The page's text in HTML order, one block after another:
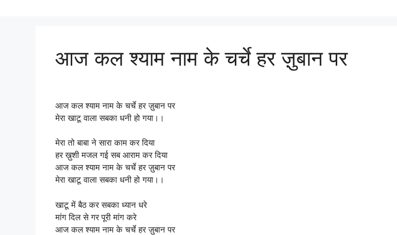
आज कल श्याम नाम के चर्चे हर ज़ुबान पर
आज कल श्याम नाम के चर्चे हर ज़ुबान पर
मेरा खाटू वाला सबका धनी हो गया।।
मेरा तो बाबा ने सारा काम कर दिया
हर ख़ुशी मजल गई सब आराम कर दिया
आज कल श्याम नाम के चर्चे हर ज़ुबान पर
मेरा खाटू वाला सबका धनी हो गया।।
खाटू में बैठ कर सबका ध्यान धरे
मांग दिल से गर पूरी मांग करे
आज कल श्याम नाम के चर्चे हर ज़ुबान पर